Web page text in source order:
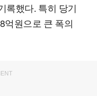
록했다. 특히 당기
억원으로 큰 폭의